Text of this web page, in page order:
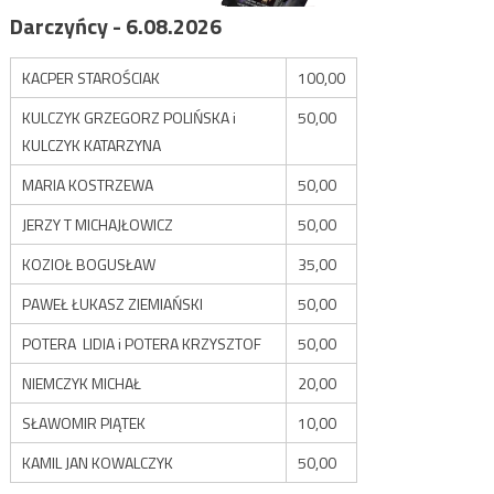
Darczyńcy - 6.08.2026
KACPER STAROŚCIAK
100,00
KULCZYK GRZEGORZ POLIŃSKA i
KULCZYK KATARZYNA
50,00
MARIA KOSTRZEWA
50,00
JERZY T MICHAJŁOWICZ
50,00
KOZIOŁ BOGUSŁAW
35,00
PAWEŁ ŁUKASZ ZIEMIAŃSKI
50,00
POTERA LIDIA i POTERA KRZYSZTOF
50,00
NIEMCZYK MICHAŁ
20,00
SŁAWOMIR PIĄTEK
10,00
KAMIL JAN KOWALCZYK
50,00